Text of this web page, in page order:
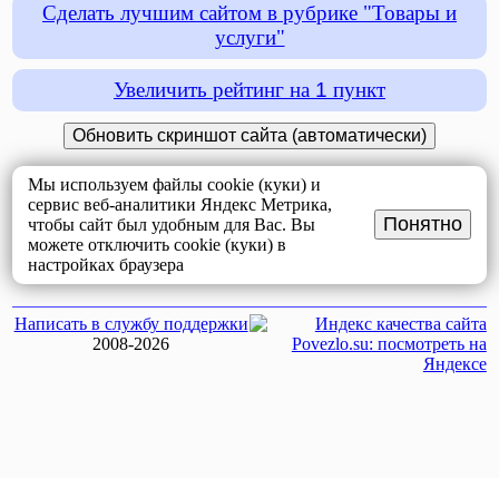
Сделать лучшим сайтом в рубрике "Товары и
услуги"
Увеличить рейтинг на 1 пункт
Мы используем файлы cookie (куки) и
сервис веб-аналитики Яндекс Метрика,
чтобы сайт был удобным для Вас. Вы
можете отключить cookie (куки) в
настройках браузера
Понятно
Написать в службу поддержки
2008-2026